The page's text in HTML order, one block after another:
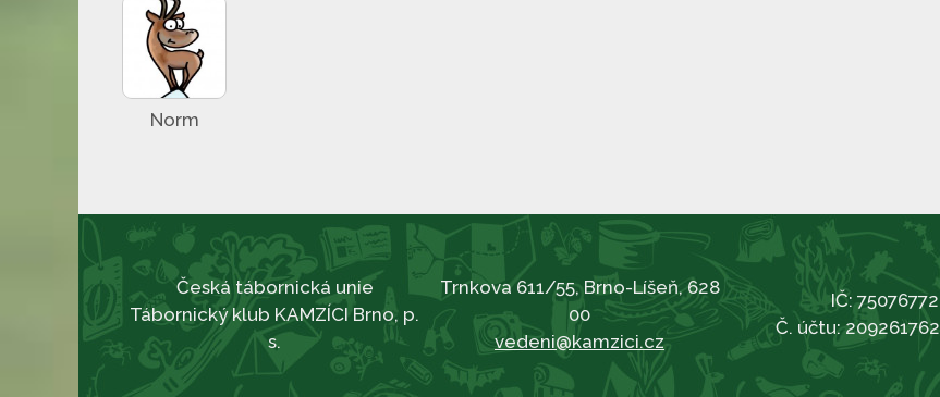
Norm
Česká tábornická unie
Tábornický klub KAMZÍCI Brno, p.
s.
Trnkova 611/55, Brno-Líšeň, 628
00
vedeni@kamzici.cz
IČ: 75076772
Č. účtu: